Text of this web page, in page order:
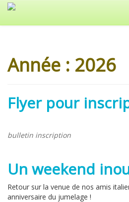
Année : 2026
Flyer pour
bulletin inscription
Un weekend
Retour sur la venue de nos amis
anniversaire du jumelage !